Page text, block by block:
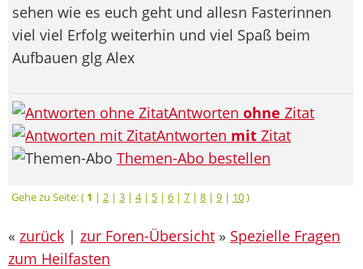
sehen wie es euch geht und allesn Fasterinnen
viel viel Erfolg weiterhin und viel Spaß beim
Aufbauen glg Alex
Antworten ohne Zitat
Antworten mit Zitat
Themen-Abo bestellen
Gehe zu Seite: ( 1 | 2 | 3 | 4| 5 | 6 | 7 | 8 | 9 | 10)
« zurück | zur Foren-Übersicht » Spezielle Fragen
zum Heilfasten